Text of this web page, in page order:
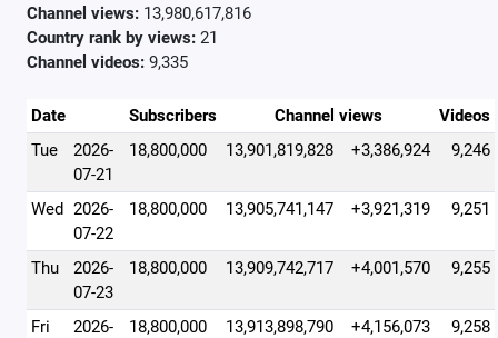
Channel views: 13,980,617,816
Country rank by views: 21
Channel videos: 9,335
Date Subscribers Channel views
Videos
Tue
2026-
07-21
18,800,000 13,901,819,828 +3,386,924 9,246
Wed 2026-
07-22
18,800,000 13,905,741,147 +3,921,319 9,251
Thu
2026-
07-23
18,800,000 13,909,742,717 +4,001,570 9,255
Fri
2026-
18,800,000 13,913,898,790 +4,156,073 9,258